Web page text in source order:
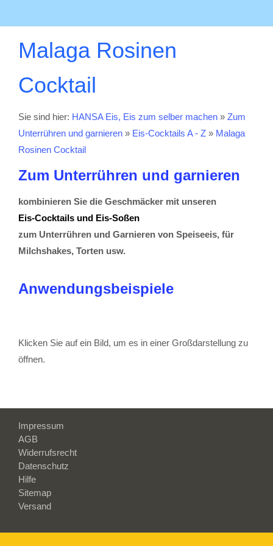
Malaga Rosinen
Cocktail
Sie sind hier: HANSA Eis, Eis zum selber machen » Zum
Unterrühren und garnieren » Eis-Cocktails A - Z » Malaga
Rosinen Cocktail
Zum Unterrühren und garnieren
kombinieren Sie die Geschmäcker mit unseren
Eis-Cocktails und Eis-Soßen
zum Unterrühren und Garnieren von Speiseeis, für
Milchshakes, Torten usw.
Anwendungsbeispiele
Klicken Sie auf ein Bild, um es in einer Großdarstellung zu
öffnen.
Impressum
AGB
Widerrufsrecht
Datenschutz
Hilfe
Sitemap
Versand